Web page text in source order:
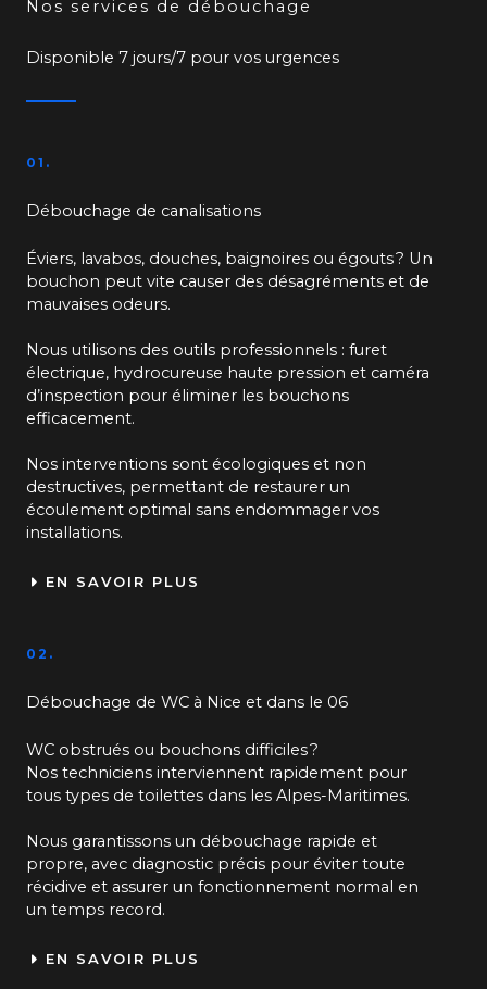
Nos services de débouchage
Disponible 7 jours/7 pour vos urgences
01.
Débouchage de canalisations
Éviers, lavabos, douches, baignoires ou égouts ? Un
bouchon peut vite causer des désagréments et de
mauvaises odeurs.
Nous utilisons des outils professionnels : furet
électrique, hydrocureuse haute pression et caméra
d’inspection pour éliminer les bouchons
efficacement.
Nos interventions sont écologiques et non
destructives, permettant de restaurer un
écoulement optimal sans endommager vos
installations.
EN SAVOIR PLUS
02.
Débouchage de WC à Nice et dans le 06
WC obstrués ou bouchons difficiles ?
Nos techniciens interviennent rapidement pour
tous types de toilettes dans les Alpes-Maritimes.
Nous garantissons un débouchage rapide et
propre, avec diagnostic précis pour éviter toute
récidive et assurer un fonctionnement normal en
un temps record.
EN SAVOIR PLUS